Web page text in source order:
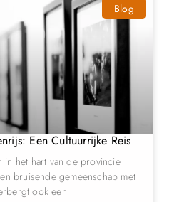
Blog
Een Cultuurrijke Reis
in het hart van de provincie
bruisende gemeenschap met
ook een